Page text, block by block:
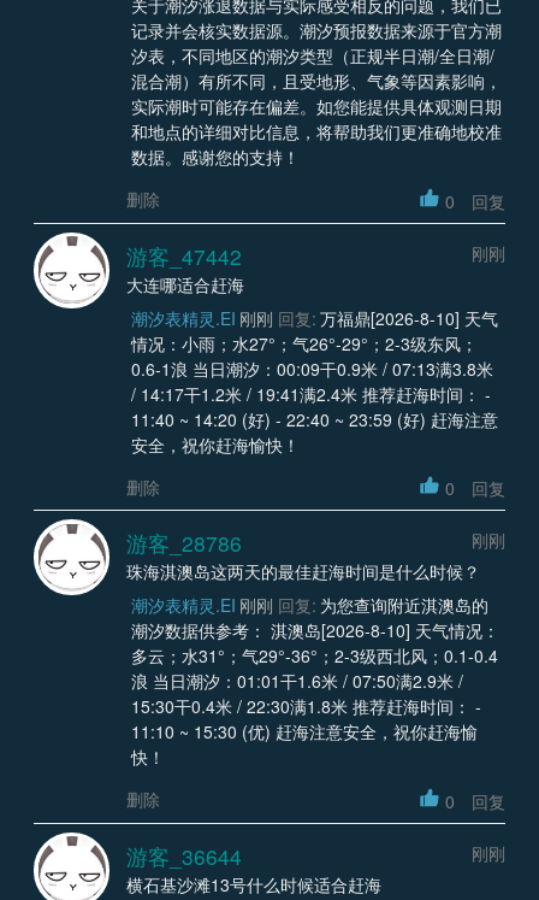
关于潮汐涨退数据与实际感受相反的问题，我们已
记录并会核实数据源。潮汐预报数据来源于官方潮
汐表，不同地区的潮汐类型（正规半日潮/全日潮/
混合潮）有所不同，且受地形、气象等因素影响，
实际潮时可能存在偏差。如您能提供具体观测日期
和地点的详细对比信息，将帮助我们更准确地校准
数据。感谢您的支持！
删除
0 回复
游客_47442
刚刚
大连哪适合赶海
潮汐表精灵.EI 刚刚 回复: 万福鼎[2026-8-10] 天气
情况：小雨；水27°；气26°-29°；2-3级东风；
0.6-1浪 当日潮汐：00:09干0.9米 / 07:13满3.8米
/ 14:17干1.2米 / 19:41满2.4米 推荐赶海时间： -
11:40 ~ 14:20 (好) - 22:40 ~ 23:59 (好) 赶海注意
安全，祝你赶海愉快！
删除
0 回复
游客_28786
刚刚
珠海淇澳岛这两天的最佳赶海时间是什么时候？
潮汐表精灵.EI 刚刚 回复: 为您查询附近淇澳岛的
潮汐数据供参考： 淇澳岛[2026-8-10] 天气情况：
多云；水31°；气29°-36°；2-3级西北风；0.1-0.4
浪 当日潮汐：01:01干1.6米 / 07:50满2.9米 /
15:30干0.4米 / 22:30满1.8米 推荐赶海时间： -
11:10 ~ 15:30 (优) 赶海注意安全，祝你赶海愉
快！
删除
0 回复
游客_36644
刚刚
横石基沙滩13号什么时候适合赶海